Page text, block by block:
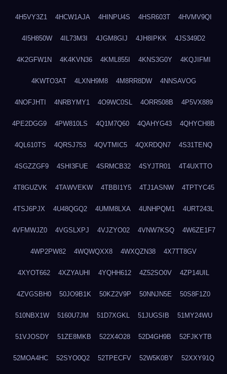
4H5VY3Z1 4HCW1AJA 4HINPU4S 4HSR603T 4HVMV9QI
4I5H850W 4IL73M3I 4JGM8GIJ 4JH8IPKK 4JS349D2
4K2GFW1N 4K4KVN36 4KML855I 4KNS3G0Y 4KQJIFMI
4KWTO3AT 4LXNH9M8 4M8RR8DW 4NNSAVOG
4NOFJHTI 4NRBYMY1 4O9WC0SL 4ORR508B 4P5VX889
4PE2DGG9 4PW810LS 4Q1M7Q60 4QAHYG43 4QHYCH8B
4QL610TS 4QRSJ753 4QVTMIC5 4QXRDQN7 4S31TENQ
4SGZZGF9 4SHI3FUE 4SRMCB32 4SYJTR01 4T4UXTTO
4T8GUZVK 4TAWVEKW 4TBBI1Y5 4TJ1ASNW 4TPTYC45
4TSJ6PJX 4U48QGQ2 4UMM8LXA 4UNHPQM1 4URT243L
4VFMWJZ0 4VGSLXPJ 4VJZYO02 4VNW7KSQ 4W6ZE1F7
4WP2PW82 4WQWQXX8 4WXQZN38 4X7TT8GV
4XYOT662 4XZYAUHI 4YQHH612 4Z52SO0V 4ZP14UIL
4ZVGSBH0 50JO9B1K 50KZ2V9P 50NNJN5E 50S8F1Z0
510NBX1W 5160U7JM 51D7XGKL 51JUGSIB 51MY24WU
51VJOSDY 51ZE8MKB 522X4O28 52D4GH9B 52FJKYTB
52MOA4HC 52SYO0Q2 52TPECFV 52W5K0BY 52XXY91Q